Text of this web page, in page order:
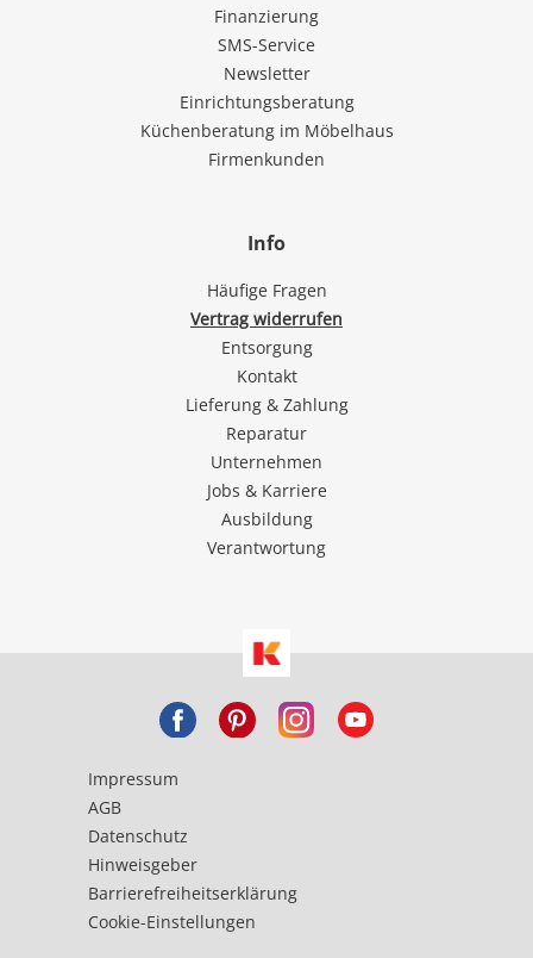
Finanzierung
SMS-Service
Newsletter
Einrichtungsberatung
Küchenberatung im Möbelhaus
Firmenkunden
Info
Häufige Fragen
Vertrag widerrufen
Entsorgung
Kontakt
Lieferung & Zahlung
Reparatur
Unternehmen
Jobs & Karriere
Ausbildung
Verantwortung
Impressum
AGB
Datenschutz
Hinweisgeber
Barrierefreiheitserklärung
Cookie-Einstellungen